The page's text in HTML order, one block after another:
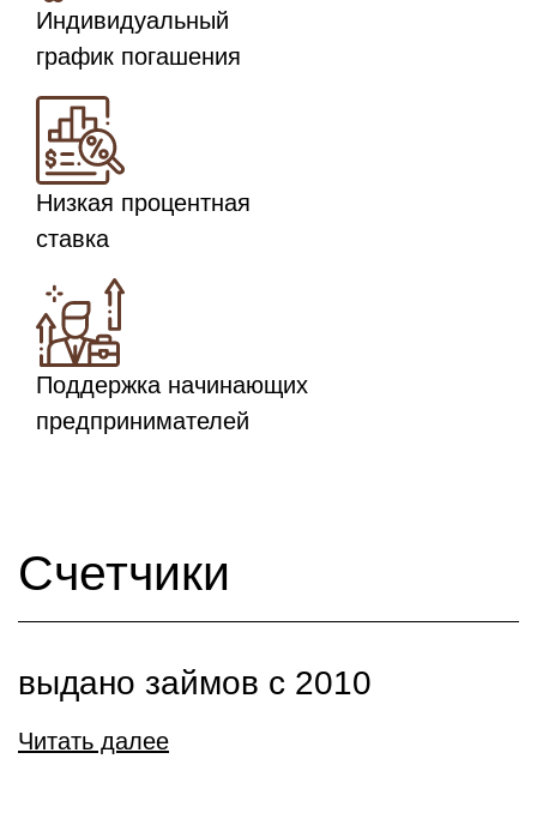
Индивидуальный
график погашения
Низкая процентная
ставка
Поддержка начинающих
предпринимателей
Счетчики
выдано займов с 2010
Читать далее